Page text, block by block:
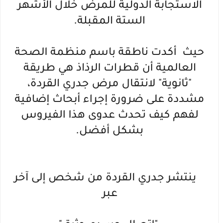
الاستجابة الدولية للمرض خلال الأشهر
الستة المقبلة.
حيث أكدت ناطقة باسم منظمة الصحة
العالمية أن قطرات الرذاذ هي طريقة
"ثانوية" لانتقال مرض جدري القردة،
مشددة على ضرورة إجراء أبحاث إضافية
لفهم كيف تحدث عدوى هذا الفيروس
بشكل أفضل.
ينتشر جدري القردة من شخص إلى آخر
عبر